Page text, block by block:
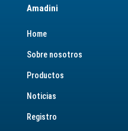
Amadini
Home
Sobre nosotros
Productos
Noticias
Registro